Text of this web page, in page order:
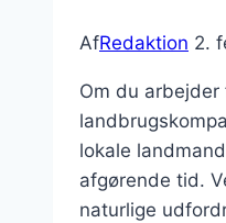
AfRedaktion 2.
Om du
lokale
afgørende tid.
naturlige